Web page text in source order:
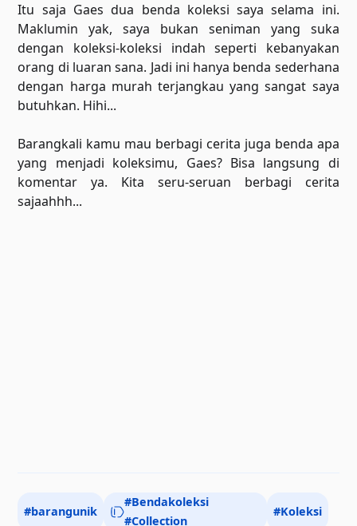
Itu saja Gaes dua benda koleksi saya selama ini.
Maklumin yak, saya bukan seniman yang suka
dengan koleksi-koleksi indah seperti kebanyakan
orang di luaran sana. Jadi ini hanya benda sederhana
dengan harga murah terjangkau yang sangat saya
butuhkan. Hihi...
Barangkali kamu mau berbagi cerita juga benda apa
yang menjadi koleksimu, Gaes? Bisa langsung di
komentar ya. Kita seru-seruan berbagi cerita
sajaahhh...
#barangunik
#Bendakoleksi
#Collection
#Koleksi